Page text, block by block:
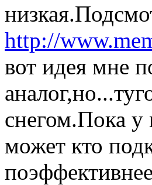
http://
вот идея мне
снегом.Пока у
может кто